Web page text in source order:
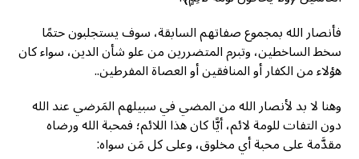
فأنصار الله بمجموع صفاتهم السابقة، سوف يستجلبون حتمًا
سخط الساخطين، وتبرم المتضررين من علو شأن الدين، سواء كان
هؤلاء من الكفار أو المنافقين أو العصاة المفرطين..
وهنا لا بد لأنصار الله من المضي في سبيلهم المَرضي عند الله
دون التفات للومة لائم، أيًّا كان هذا اللائم؛ فمحبة الله ورضاه
مقدَّمة على محبة أي مخلوق، وعلى كل مَن سواه: